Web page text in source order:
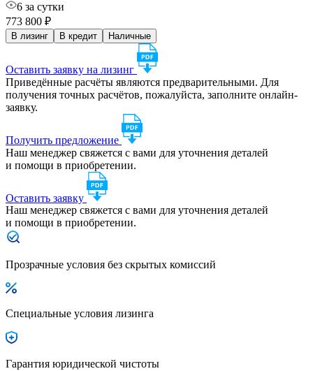
6 за сутки
773 800 ₽
В лизинг В кредит Наличные
Оставить заявку на лизинг
Приведённые расчёты являются предварительными. Для
получения точных расчётов, пожалуйста, заполните онлайн-
заявку.
Получить предложение
Наш менеджер свяжется с вами для уточнения деталей
и помощи в приобретении.
Оставить заявку
Наш менеджер свяжется с вами для уточнения деталей
и помощи в приобретении.
Прозрачные условия без скрытых комиссий
Специальные условия лизинга
Гарантия юридической чистоты